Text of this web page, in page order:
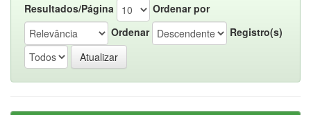
Resultados/Página
Ordenar por
Ordenar
Registro(s)